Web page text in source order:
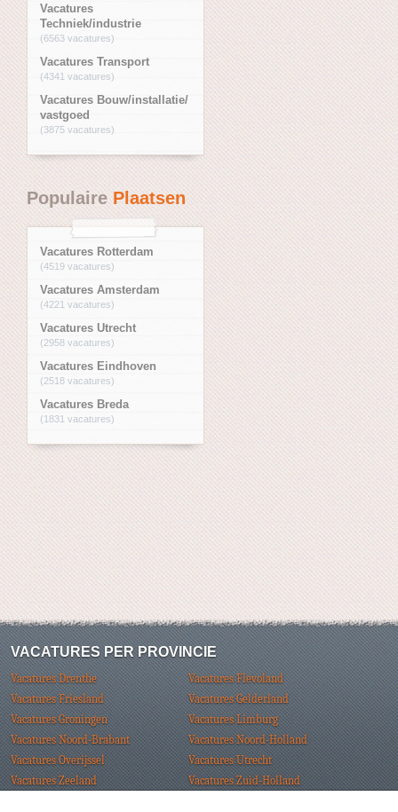
Vacatures
Techniek/industrie
(6563 vacatures)
Vacatures Transport
(4341 vacatures)
Vacatures Bouw/installatie/
vastgoed
(3875 vacatures)
PopulairePlaatsen
Vacatures Rotterdam
(4519 vacatures)
Vacatures Amsterdam
(4221 vacatures)
Vacatures Utrecht
(2958 vacatures)
Vacatures Eindhoven
(2518 vacatures)
Vacatures Breda
(1831 vacatures)
VACATURES PER PROVINCIE
Vacatures Drenthe
Vacatures Flevoland
Vacatures Friesland
Vacatures Gelderland
Vacatures Groningen
Vacatures Limburg
Vacatures Noord-Brabant
Vacatures Noord-Holland
Vacatures Overijssel
Vacatures Utrecht
Vacatures Zeeland
Vacatures Zuid-Holland